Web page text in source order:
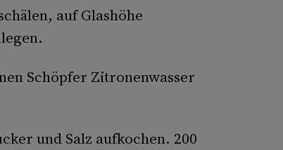
auf Glashöhe
Schöpfer Zitronenwasser
und Salz aufkochen. 200